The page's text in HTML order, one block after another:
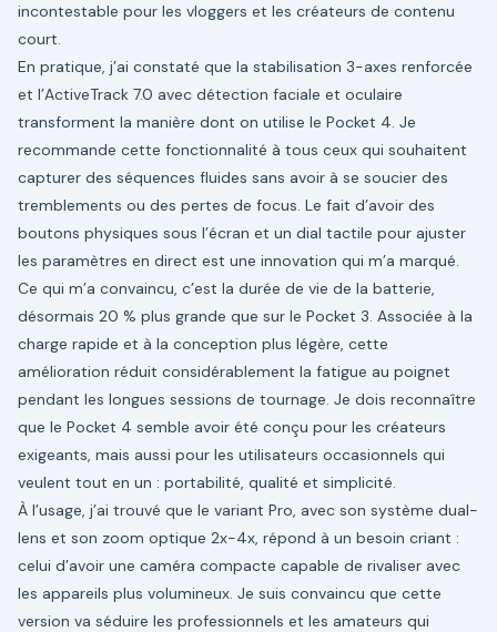
incontestable pour les vloggers et les créateurs de contenu
court.
En pratique, j’ai constaté que la stabilisation 3-axes renforcée
et l’ActiveTrack 7.0 avec détection faciale et oculaire
transforment la manière dont on utilise le Pocket 4. Je
recommande cette fonctionnalité à tous ceux qui souhaitent
capturer des séquences fluides sans avoir à se soucier des
tremblements ou des pertes de focus. Le fait d’avoir des
boutons physiques sous l’écran et un dial tactile pour ajuster
les paramètres en direct est une innovation qui m’a marqué.
Ce qui m’a convaincu, c’est la durée de vie de la batterie,
désormais 20 % plus grande que sur le Pocket 3. Associée à la
charge rapide et à la conception plus légère, cette
amélioration réduit considérablement la fatigue au poignet
pendant les longues sessions de tournage. Je dois reconnaître
que le Pocket 4 semble avoir été conçu pour les créateurs
exigeants, mais aussi pour les utilisateurs occasionnels qui
veulent tout en un : portabilité, qualité et simplicité.
À l’usage, j’ai trouvé que le variant Pro, avec son système dual-
lens et son zoom optique 2x-4x, répond à un besoin criant :
celui d’avoir une caméra compacte capable de rivaliser avec
les appareils plus volumineux. Je suis convaincu que cette
version va séduire les professionnels et les amateurs qui